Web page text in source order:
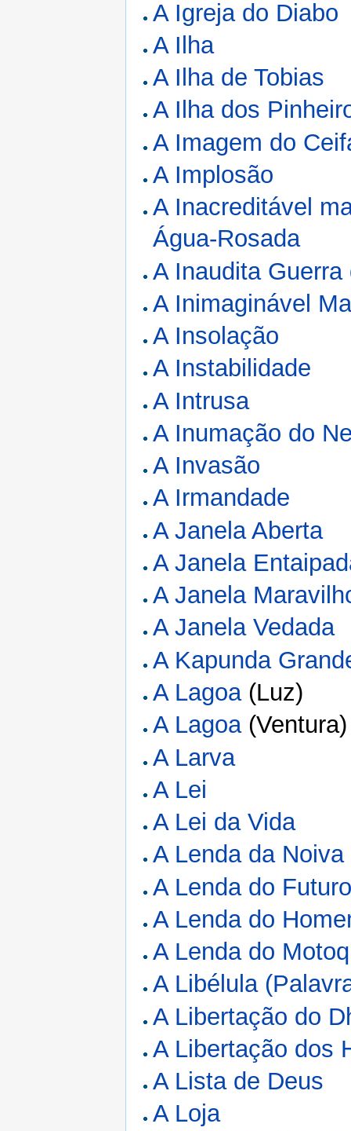
A Igreja do Diabo
A Ilha
A Ilha de Tobias
A Ilha dos
A Imagem do
A Implosão
A Inacreditável
Água-Rosada
A Inaudita
A Inimaginável
A Insolação
A Instabilidade
A Intrusa
A Inumação do
A Invasão
A Irmandade
A Janela Aberta
A Janela
A Janela
A Janela Vedada
A Kapunda
A Lagoa(Luz)
A Lagoa(Ventura)
A Larva
A Lei
A Lei da Vida
A Lenda da
A Lenda do
A Lenda do
A Lenda do
A Libélula
A Libertação do
A Libertação dos
A Lista de Deus
A Loja